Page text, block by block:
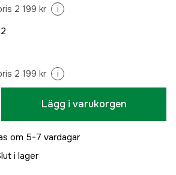
2 199 kr i
2 199 kr i
Lägg i varukorgen
om 5-7 vardagar
i lager